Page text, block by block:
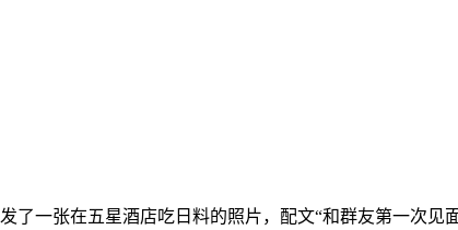
了一张在五星酒店吃日料的照片，配文“和群友第一次见